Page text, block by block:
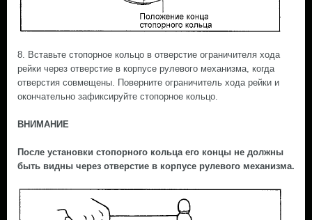
8. Вставьте стопорное кольцо в отверстие ограничителя хода
рейки через отверстие в корпусе рулевого механизма, когда
отверстия совмещены. Поверните ограничитель хода рейки и
окончательно зафиксируйте стопорное кольцо.
ВНИМАНИЕ
После установки стопорного кольца его концы не должны
быть видны через отверстие в корпусе рулевого механизма.